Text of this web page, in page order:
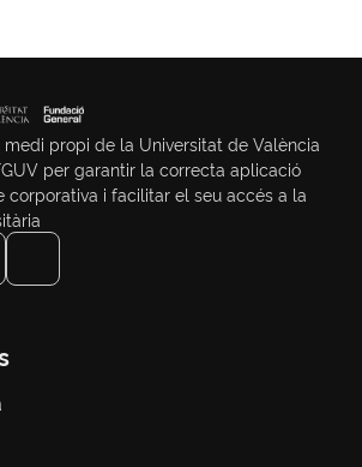
medi propi de la Universitat de València
per garantir la correcta aplicació
corporativa i facilitar el seu accés a la